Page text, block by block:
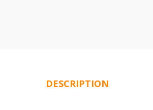
DESCRIPTION